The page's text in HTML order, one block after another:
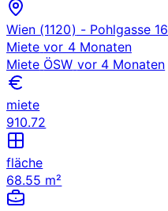
Wien (1120) - Pohlgasse 16
Miete vor 4 Monaten
Miete ÖSW vor 4 Monaten
miete
910.72
fläche
68.55 m²